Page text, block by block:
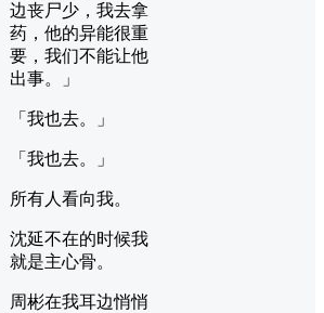
边丧尸少，我去拿
药，他的异能很重
要，我们不能让他
出事。」
「我也去。」
「我也去。」
所有人看向我。
沈延不在的时候我
就是主心骨。
周彬在我耳边悄悄